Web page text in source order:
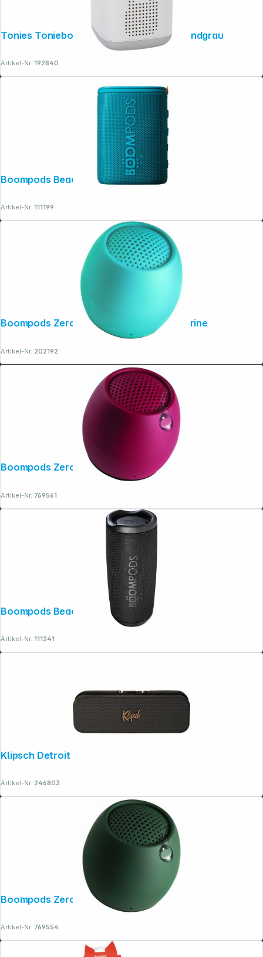
Tonies Toniebox 2 Classic Starterset mondgrau
Artikel-Nr.:192840
Boompods Beachboom Ocean Blue
Artikel-Nr.:111199
Boompods Zero Ocean Speaker Aquamarine
Artikel-Nr.:202192
Boompods Zero Burgundy
Artikel-Nr.:769561
Boompods Beachboom 35 Black
Artikel-Nr.:111241
Klipsch Detroit
Artikel-Nr.:246803
Boompods Zero Green
Artikel-Nr.:769554